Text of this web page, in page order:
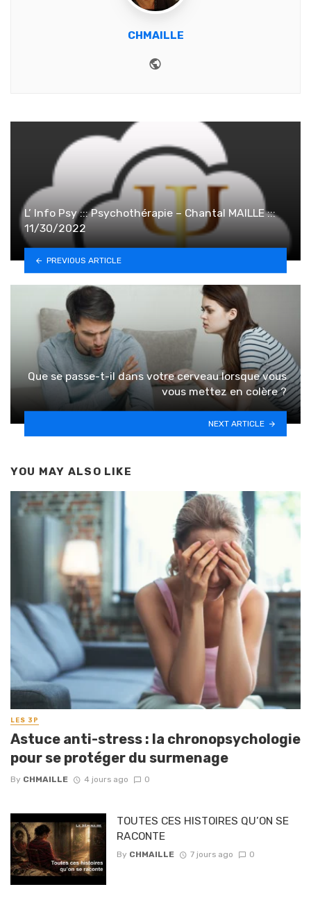
CHMAILLE
L’ Info Psy ::: Psychothérapie – Chantal MAILLE :::
11/30/2022
PREVIOUS ARTICLE
Que se passe-t-il dans votre cerveau lorsque vous
vous mettez en colère ?
NEXT ARTICLE
YOU MAY ALSO LIKE
LES 3P
Astuce anti-stress : la chronopsychologie
pour se protéger du surmenage
By CHMAILLE 4 jours ago 0
TOUTES CES HISTOIRES QU’ON SE
RACONTE
By CHMAILLE 7 jours ago 0